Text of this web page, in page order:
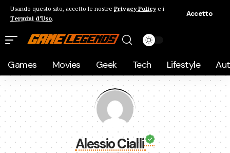
Usando questo sito, accetto le nostre Privacy Policye i
Termini d'Uso.
Accetto
Games Movies Geek Tech Lifestyle
Alessio Cialli